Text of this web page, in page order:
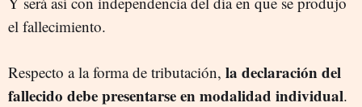
el fallecimiento.
Respecto a la forma de tributación, la declaración del
fallecido debe presentarse en modalidad individual.